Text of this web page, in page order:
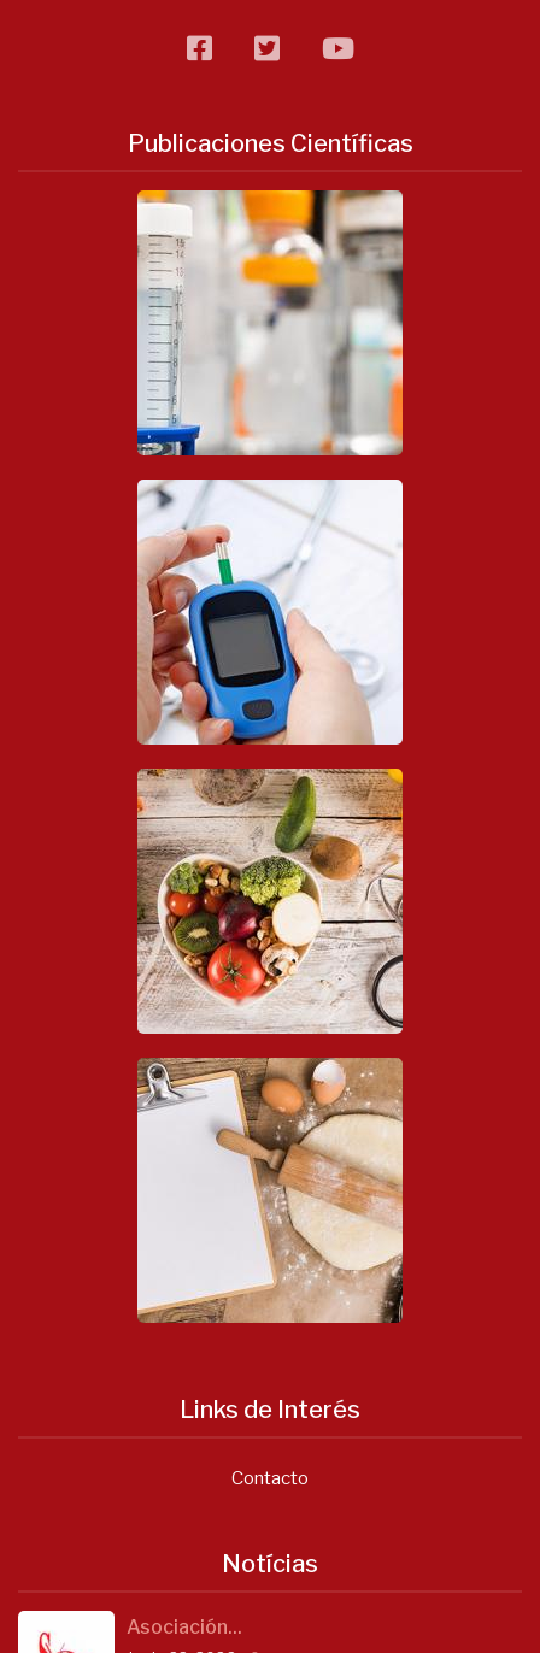
facebooktwitterflickr
Publicaciones Científicas
Links de Interés
Contacto
Notícias
Asociación...